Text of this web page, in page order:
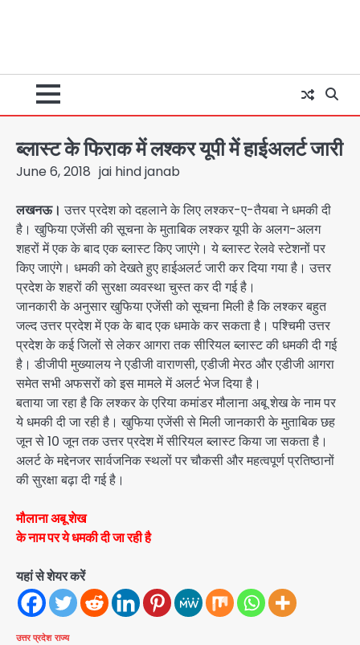
ब्लास्ट के फिराक में लश्कर यूपी मेें हाईअलर्ट जारी
June 6, 2018 jai hind janab
लखनऊ। उत्तर प्रदेश को दहलाने के लिए लश्कर-ए-तैयबा ने धमकी दी
है। खुफिया एजेंसी की सूचना के मुताबिक लश्कर यूपी के अलग-अलग
शहरों में एक के बाद एक ब्लास्ट किए जाएंगे। ये ब्लास्ट रेलवे स्टेशनों पर
किए जाएंगे। धमकी को देखते हुए हाईअलर्ट जारी कर दिया गया है। उत्तर
प्रदेश के शहरों की सुरक्षा व्यवस्था चुस्त कर दी गई है।
जानकारी के अनुसार खुफिया एजेंसी को सूचना मिली है कि लश्कर बहुत
जल्द उत्तर प्रदेश में एक के बाद एक धमाके कर सकता है। पश्चिमी उत्तर
प्रदेश के कई जिलों से लेकर आगरा तक सीरियल ब्लास्ट की धमकी दी गई
है। डीजीपी मुख्यालय ने एडीजी वाराणसी, एडीजी मेरठ और एडीजी आगरा
समेत सभी अफसरों को इस मामले में अलर्ट भेज दिया है।
बताया जा रहा है कि लश्कर के एरिया कमांडर मौलाना अबू शेख के नाम पर
ये धमकी दी जा रही है। खुफिया एजेंसी से मिली जानकारी के मुताबिक छह
जून से 10 जून तक उत्तर प्रदेश में सीरियल ब्लास्ट किया जा सकता है।
अलर्ट के मद्देनजर सार्वजनिक स्थलों पर चौकसी और महत्वपूर्ण प्रतिष्ठानों
की सुरक्षा बढ़ा दी गई है।
मौलाना अबू शेख
के नाम पर ये धमकी दी जा रही है
यहां से शेयर करें
उत्तर प्रदेश राज्य